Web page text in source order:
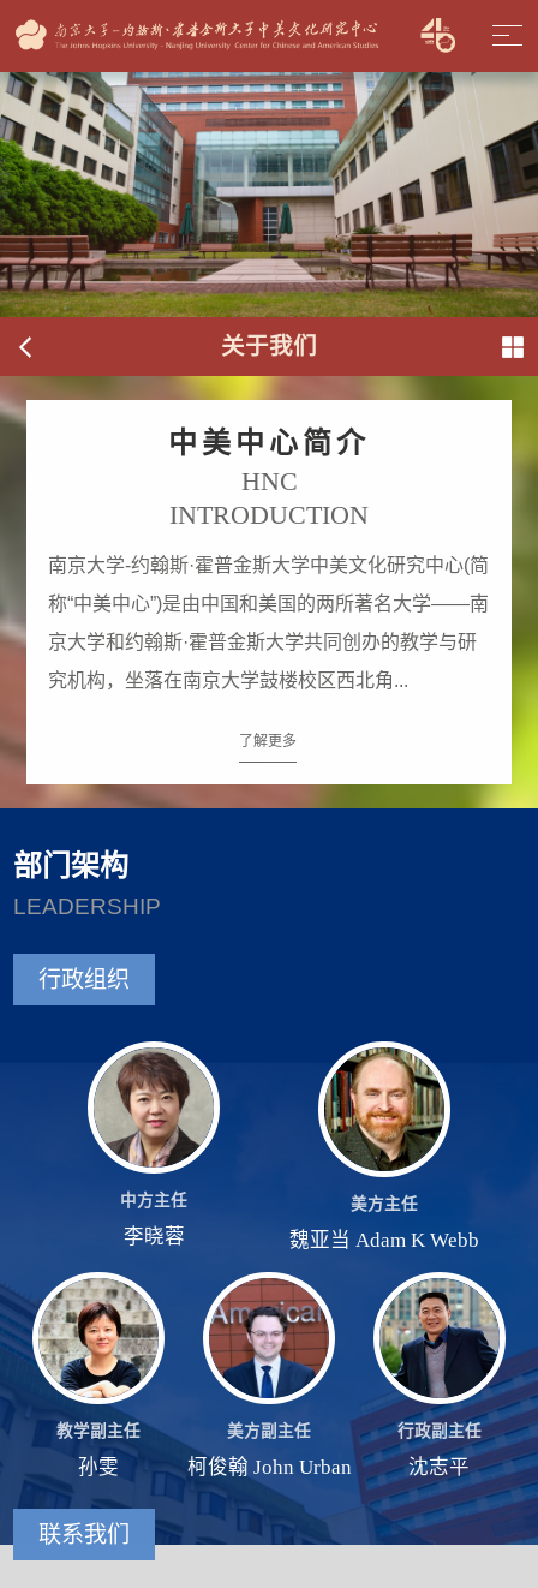
关于我们
中美中心简介
HNC
INTRODUCTION
南京大学-约翰斯·霍普金斯大学中美文化研究中心(简
称“中美中心”)是由中国和美国的两所著名大学——南
京大学和约翰斯·霍普金斯大学共同创办的教学与研
究机构，坐落在南京大学鼓楼校区西北角...
了解更多
部门架构
LEADERSHIP
行政组织
中方主任
李晓蓉
美方主任
魏亚当 Adam K Webb
教学副主任
孙雯
美方副主任
柯俊翰 John Urban
行政副主任
沈志平
联系我们